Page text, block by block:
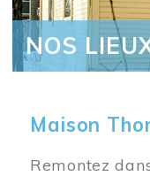
NOS
Maison
Remontez